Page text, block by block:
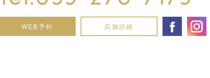
WEB予約 店舗詳細